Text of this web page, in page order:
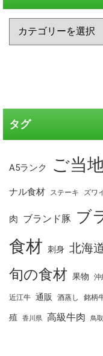
タグ
A5ランク ご当
ナル食材 ステーキ ズワ
肉 ブランド豚 ブ
食材 刺身 北海
旬の食材 果物 沖
近江牛 通販 酒蒸し 銘柄
殖 香川県 高級牛肉 鳥